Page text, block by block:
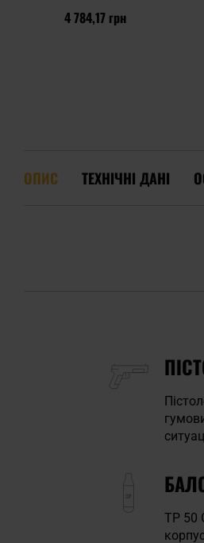
4 784,17 грн
ОПИС ТЕХНІЧНІ ДАНІ
TP 50